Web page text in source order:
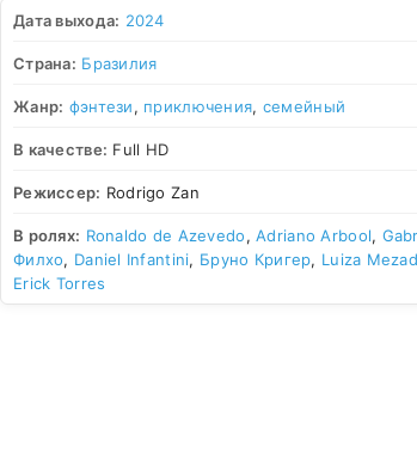
Дата выхода: 2024
Страна: Бразилия
Жанр: фэнтези, приключения, семейный
В качестве: Full HD
Режиссер: Rodrigo Zan
В ролях: Ronaldo de Azevedo,Adriano Arbool,
Филхо, Daniel Infantini, Бруно Кригер, Luiza
Erick Torres